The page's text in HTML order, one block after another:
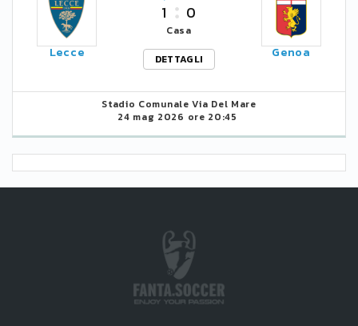
Lecce
1 0
Casa
DETTAGLI
Genoa
Stadio Comunale Via Del Mare
24 mag 2026 ore 20:45